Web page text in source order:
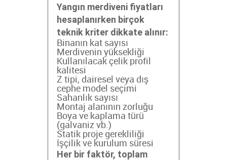
Yangın merdiveni fiyatları
hesaplanırken birçok
teknik kriter dikkate alınır:
Binanın kat sayısı
Merdivenin yüksekliği
Kullanılacak çelik profil
kalitesi
Z tipi, dairesel veya dış
cephe model seçimi
Sahanlık sayısı
Montaj alanının zorluğu
Boya ve kaplama türü
(galvaniz vb.)
Statik proje gerekliliği
İşçilik ve kurulum süresi
Her bir faktör, toplam